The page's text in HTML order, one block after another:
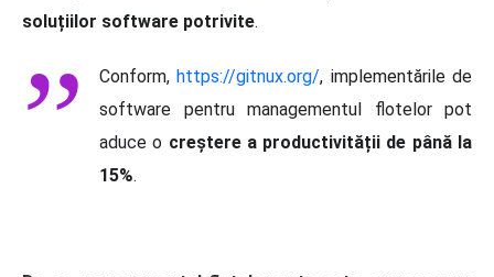
soluțiilor software potrivite.
Conform,https://gitnux.org/, implementările de
software pentru managementul flotelor pot
aduce o creștere a productivității de până la
15%.